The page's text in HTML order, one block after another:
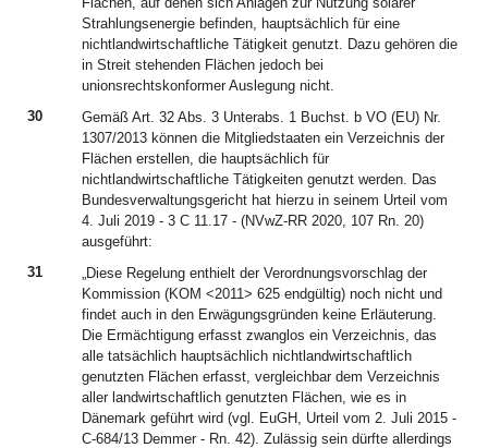
Strahlungsenergie befinden, hauptsächlich für eine
nichtlandwirtschaftliche Tätigkeit genutzt. Dazu gehören die
in Streit stehenden Flächen jedoch bei
unionsrechtskonformer Auslegung nicht.
30
Gemäß Art. 32 Abs. 3 Unterabs. 1 Buchst. b VO (EU) Nr.
1307/2013 können die Mitgliedstaaten ein Verzeichnis der
Flächen erstellen, die hauptsächlich für
nichtlandwirtschaftliche Tätigkeiten genutzt werden. Das
Bundesverwaltungsgericht hat hierzu in seinem Urteil vom
4. Juli 2019 - 3 C 11.17 - (NVwZ-RR 2020, 107 Rn. 20)
ausgeführt:
31
„Diese Regelung enthielt der Verordnungsvorschlag der
Kommission (KOM <2011> 625 endgültig) noch nicht und
findet auch in den Erwägungsgründen keine Erläuterung.
Die Ermächtigung erfasst zwanglos ein Verzeichnis, das
alle tatsächlich hauptsächlich nichtlandwirtschaftlich
genutzten Flächen erfasst, vergleichbar dem Verzeichnis
aller landwirtschaftlich genutzten Flächen, wie es in
Dänemark geführt wird (vgl. EuGH, Urteil vom 2. Juli 2015 -
C-684/13 Demmer - Rn. 42). Zulässig sein dürfte allerdings